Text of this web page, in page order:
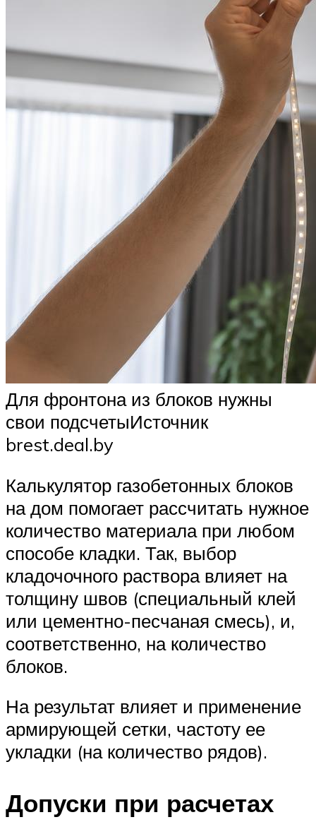
Для фронтона из блоков нужны
свои подсчетыИсточник
brest.deal.by
Калькулятор газобетонных блоков
на дом помогает рассчитать нужное
количество материала при любом
способе кладки. Так, выбор
кладочочного раствора влияет на
толщину швов (специальный клей
или цементно-песчаная смесь), и,
соответственно, на количество
блоков.
На результат влияет и применение
армирующей сетки, частоту ее
укладки (на количество рядов).
Допуски при расчетах